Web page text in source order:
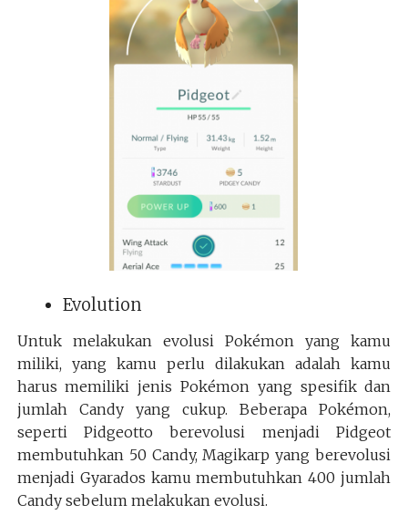
Evolution
Untuk melakukan evolusi Pokémon yang kamu
miliki, yang kamu perlu dilakukan adalah kamu
harus memiliki jenis Pokémon yang spesifik dan
jumlah Candy yang cukup. Beberapa Pokémon,
seperti Pidgeotto berevolusi menjadi Pidgeot
membutuhkan 50 Candy, Magikarp yang berevolusi
menjadi Gyarados kamu membutuhkan 400 jumlah
Candy sebelum melakukan evolusi.